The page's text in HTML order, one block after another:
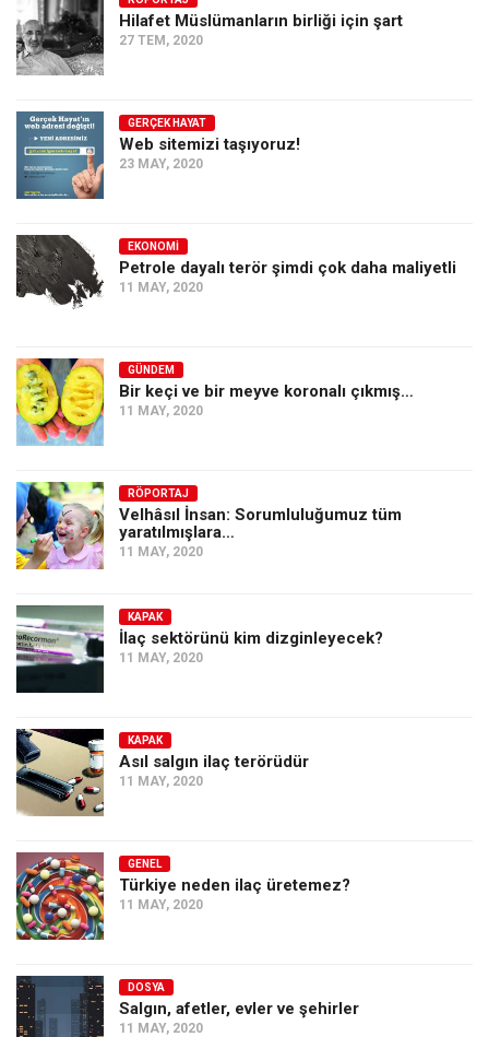
Ekonomi
Spor
Sağlık
Gıda-Beslenme
Türkiye
Siyaset
Dünya
Asya
Amerika
Avustralya
Tarih
Düşünce
Dosyalar
Hilafet Müslümanların birliği için şart
27 TEM, 2020
GERÇEK HAYAT
Web sitemizi taşıyoruz!
23 MAY, 2020
EKONOMI
Petrole dayalı terör şimdi çok daha maliyetli
11 MAY, 2020
GÜNDEM
Bir keçi ve bir meyve koronalı çıkmış…
11 MAY, 2020
RÖPORTAJ
Velhâsıl İnsan: Sorumluluğumuz tüm
yaratılmışlara…
11 MAY, 2020
KAPAK
İlaç sektörünü kim dizginleyecek?
11 MAY, 2020
KAPAK
Asıl salgın ilaç terörüdür
11 MAY, 2020
GENEL
Türkiye neden ilaç üretemez?
11 MAY, 2020
DOSYA
Salgın, afetler, evler ve şehirler
11 MAY, 2020